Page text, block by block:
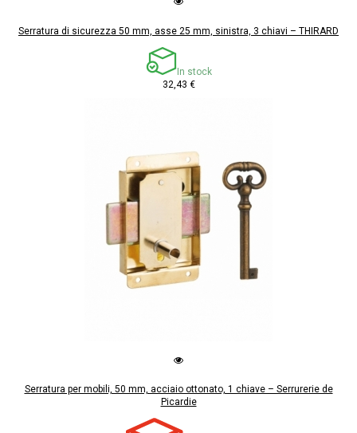
Serratura di sicurezza 50 mm, asse 25 mm, sinistra, 3 chiavi – THIRARD
In stock
32,43 €
Serratura per mobili, 50 mm, acciaio ottonato, 1 chiave – Serrurerie de
Picardie